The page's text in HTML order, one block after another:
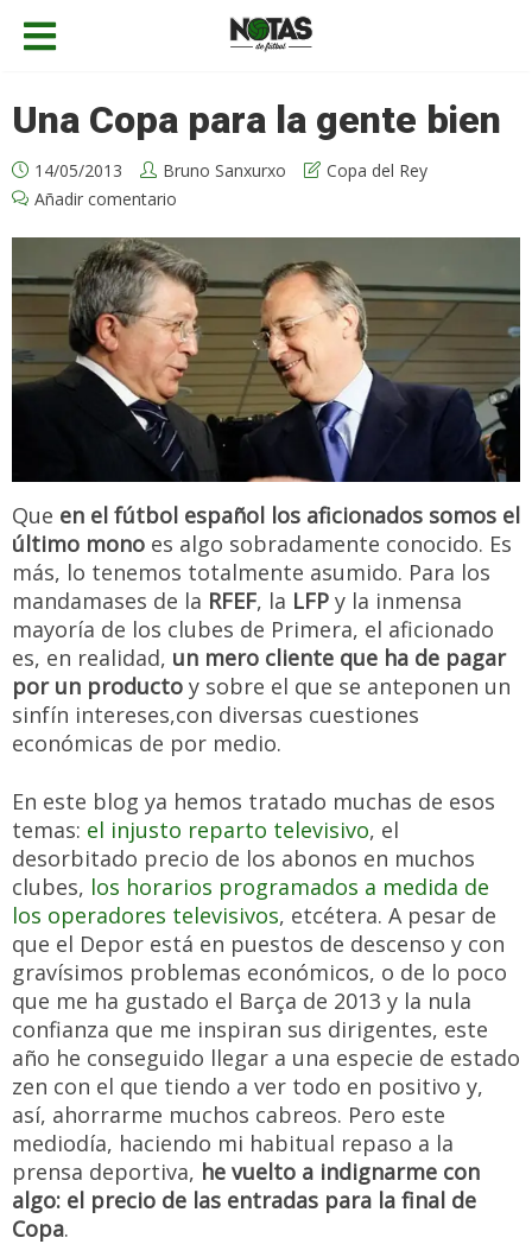
Una Copa para la gente bien
14/05/2013 Bruno Sanxurxo
Copa del Rey
Añadir comentario
Que en el fútbol español los aficionados somos el
último mono es algo sobradamente conocido. Es
más, lo tenemos totalmente asumido. Para los
mandamases de la RFEF, la LFP y la inmensa
mayoría de los clubes de Primera, el aficionado
es, en realidad, un mero cliente que ha de pagar
por un producto y sobre el que se anteponen un
sinfín intereses,con diversas cuestiones
económicas de por medio.
En este blog ya hemos tratado muchas de esos
temas: el injusto reparto televisivo, el
desorbitado precio de los abonos en muchos
clubes, los horarios programados a medida de
los operadores televisivos, etcétera. A pesar de
que el Depor está en puestos de descenso y con
gravísimos problemas económicos, o de lo poco
que me ha gustado el Barça de 2013 y la nula
confianza que me inspiran sus dirigentes, este
año he conseguido llegar a una especie de estado
zen con el que tiendo a ver todo en positivo y,
así, ahorrarme muchos cabreos. Pero este
mediodía, haciendo mi habitual repaso a la
prensa deportiva, he vuelto a indignarme con
algo: el precio de las entradas para la final de
Copa.